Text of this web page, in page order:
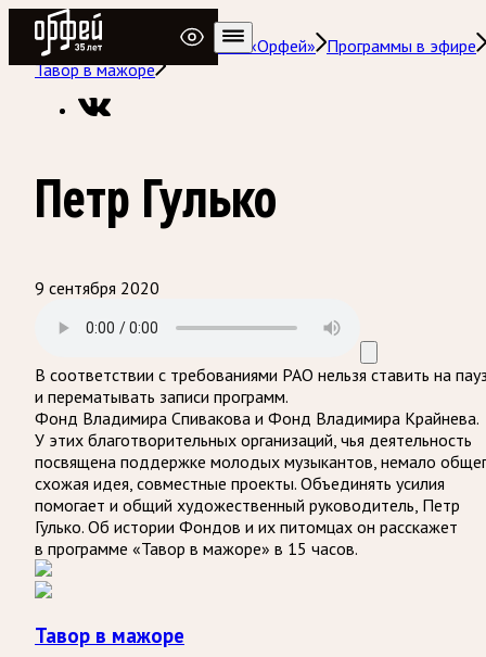
Радио Орфей
Радио классической музыки «Орфей» Программы в эфире
Тавор в мажоре
Петр Гулько
9 сентября 2020
В соответствии с требованиями РАО нельзя ставить на
и перематывать записи программ.
Фонд Владимира Спивакова и Фонд Владимира Крайнева.
У этих благотворительных организаций, чья деятельность
посвящена поддержке молодых музыкантов, немало
схожая идея, совместные проекты. Объединять усилия
помогает и общий художественный руководитель, Петр
Гулько. Об истории Фондов и их питомцах он расскажет
в программе «Тавор в мажоре» в 15 часов.
Тавор в мажоре